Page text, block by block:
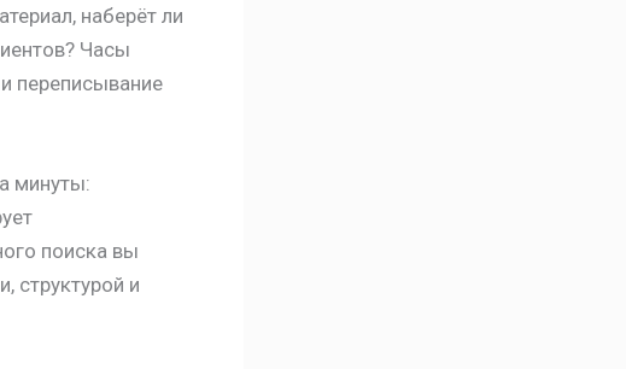
наберёт ли
Часы
переписывание
минуты:
поиска вы
структурой и